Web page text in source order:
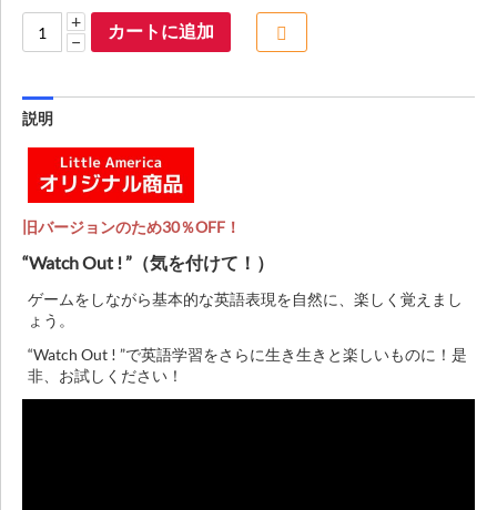
+
−
カートに追加
説明
旧バージョンのため30％OFF！
“Watch Out ! ”（気を付けて！）
ゲームをしながら基本的な英語表現を自然に、楽しく覚えまし
ょう。
“Watch Out ! ”で英語学習をさらに生き生きと楽しいものに！是
非、お試しください！